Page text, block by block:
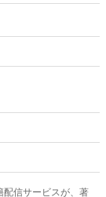
配信サービスが、著